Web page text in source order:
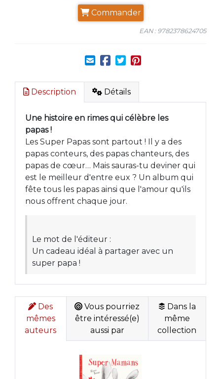
Commander
EAN : 9782378624705
Description Détails
Une histoire en rimes qui célèbre les
papas !
Les Super Papas sont partout ! Il y a des
papas conteurs, des papas chanteurs, des
papas de cœur… Mais sauras-tu deviner qui
est le meilleur d'entre eux ? Un album qui
fête tous les papas ainsi que l'amour qu'ils
nous offrent chaque jour.
Le mot de l'éditeur :
Un cadeau idéal à partager avec un
super papa !
Des
mêmes
auteurs
Vous pourriez
être intéressé(e)
aussi par
Dans la
même
collection